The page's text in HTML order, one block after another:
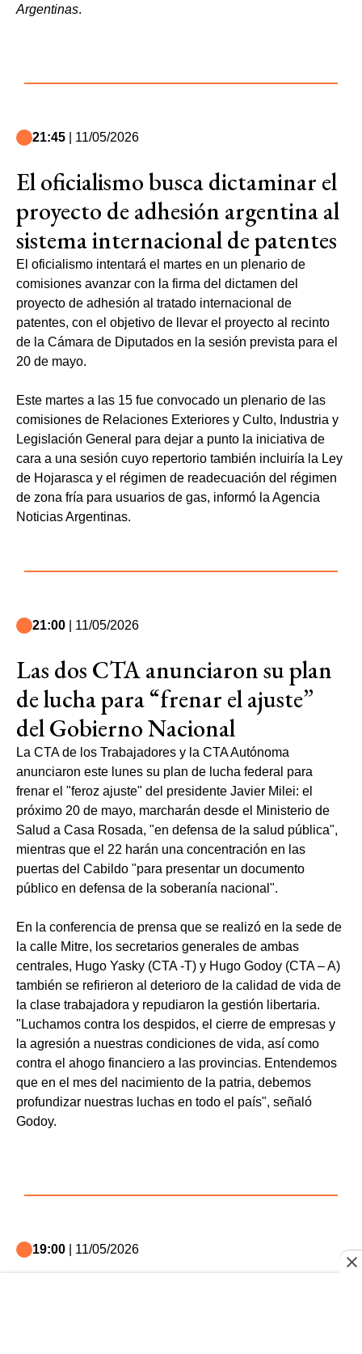
Argentinas.
21:45 | 11/05/2026
El oficialismo busca dictaminar el
proyecto de adhesión argentina al
sistema internacional de patentes
El oficialismo intentará el martes en un plenario de
comisiones avanzar con la firma del dictamen del
proyecto de adhesión al tratado internacional de
patentes, con el objetivo de llevar el proyecto al recinto
de la Cámara de Diputados en la sesión prevista para el
20 de mayo.
Este martes a las 15 fue convocado un plenario de las
comisiones de Relaciones Exteriores y Culto, Industria y
Legislación General para dejar a punto la iniciativa de
cara a una sesión cuyo repertorio también incluiría la Ley
de Hojarasca y el régimen de readecuación del régimen
de zona fría para usuarios de gas, informó la Agencia
Noticias Argentinas.
21:00 | 11/05/2026
Las dos CTA anunciaron su plan
de lucha para “frenar el ajuste”
del Gobierno Nacional
La CTA de los Trabajadores y la CTA Autónoma
anunciaron este lunes su plan de lucha federal para
frenar el "feroz ajuste" del presidente Javier Milei: el
próximo 20 de mayo, marcharán desde el Ministerio de
Salud a Casa Rosada, "en defensa de la salud pública",
mientras que el 22 harán una concentración en las
puertas del Cabildo "para presentar un documento
público en defensa de la soberanía nacional".
En la conferencia de prensa que se realizó en la sede de
la calle Mitre, los secretarios generales de ambas
centrales, Hugo Yasky (CTA -T) y Hugo Godoy (CTA – A)
también se refirieron al deterioro de la calidad de vida de
la clase trabajadora y repudiaron la gestión libertaria.
"Luchamos contra los despidos, el cierre de empresas y
la agresión a nuestras condiciones de vida, así como
contra el ahogo financiero a las provincias. Entendemos
que en el mes del nacimiento de la patria, debemos
profundizar nuestras luchas en todo el país", señaló
Godoy.
19:00 | 11/05/2026